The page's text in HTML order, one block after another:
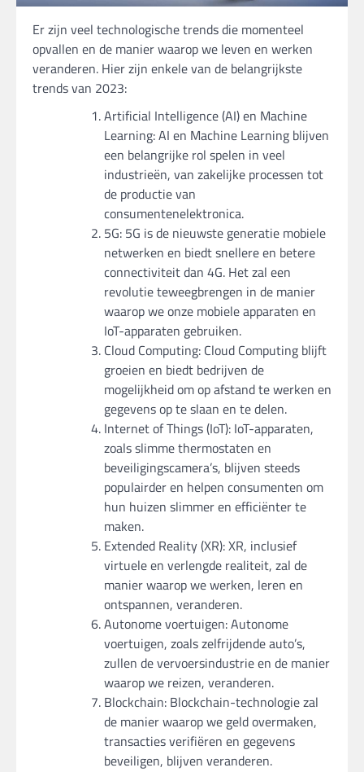
Er zijn veel technologische trends die momenteel
opvallen en de manier waarop we leven en werken
veranderen. Hier zijn enkele van de belangrijkste
trends van 2023:
Artificial Intelligence (AI) en Machine
Learning: AI en Machine Learning blijven
een belangrijke rol spelen in veel
industrieën, van zakelijke processen tot
de productie van
consumentenelektronica.
5G: 5G is de nieuwste generatie mobiele
netwerken en biedt snellere en betere
connectiviteit dan 4G. Het zal een
revolutie teweegbrengen in de manier
waarop we onze mobiele apparaten en
IoT-apparaten gebruiken.
Cloud Computing: Cloud Computing blijft
groeien en biedt bedrijven de
mogelijkheid om op afstand te werken en
gegevens op te slaan en te delen.
Internet of Things (IoT): IoT-apparaten,
zoals slimme thermostaten en
beveiligingscamera’s, blijven steeds
populairder en helpen consumenten om
hun huizen slimmer en efficiënter te
maken.
Extended Reality (XR): XR, inclusief
virtuele en verlengde realiteit, zal de
manier waarop we werken, leren en
ontspannen, veranderen.
Autonome voertuigen: Autonome
voertuigen, zoals zelfrijdende auto’s,
zullen de vervoersindustrie en de manier
waarop we reizen, veranderen.
Blockchain: Blockchain-technologie zal
de manier waarop we geld overmaken,
transacties verifiëren en gegevens
beveiligen, blijven veranderen.